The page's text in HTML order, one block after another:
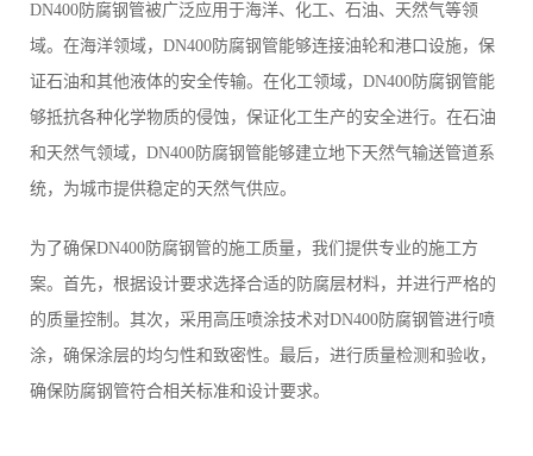
DN400防腐钢管被广泛应用于海洋、化工、石油、天然气等领
域。在海洋领域，DN400防腐钢管能够连接油轮和港口设施，保
证石油和其他液体的安全传输。在化工领域，DN400防腐钢管能
够抵抗各种化学物质的侵蚀，保证化工生产的安全进行。在石油
和天然气领域，DN400防腐钢管能够建立地下天然气输送管道系
统，为城市提供稳定的天然气供应。
为了确保DN400防腐钢管的施工质量，我们提供专业的施工方
案。首先，根据设计要求选择合适的防腐层材料，并进行严格的
的质量控制。其次，采用高压喷涂技术对DN400防腐钢管进行喷
涂，确保涂层的均匀性和致密性。最后，进行质量检测和验收，
确保防腐钢管符合相关标准和设计要求。